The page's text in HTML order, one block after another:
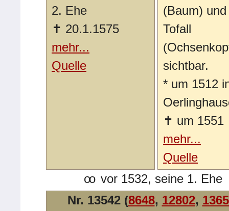
2. Ehe
✝ 20.1.1575
mehr...
Quelle
(Baum)
Tofall
sichtbar.
* um 1512
✝ um 1551
mehr...
Quelle
oo vor 1532, seine 1. Ehe
Nr. 13542 (8648, 12802,